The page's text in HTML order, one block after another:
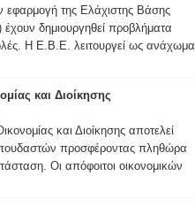
εφαρμογή της Ελάχιστης Βάσης
δημιουργηθεί προβλήματα
Η Ε.Β.Ε. λειτουργεί ως ανάχωμα
και Διοίκησης
και Διοίκησης αποτελεί
προσφέροντας πληθώρα
Οι απόφοιτοι οικονομικών